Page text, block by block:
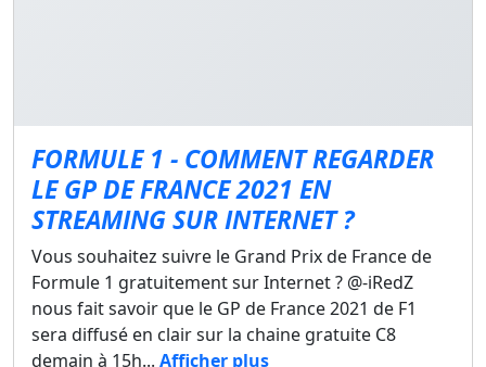
FORMULE 1 - COMMENT REGARDER
LE GP DE FRANCE 2021 EN
STREAMING SUR INTERNET ?
Vous souhaitez suivre le Grand Prix de France de
Formule 1 gratuitement sur Internet ? @-iRedZ
nous fait savoir que le GP de France 2021 de F1
sera diffusé en clair sur la chaine gratuite C8
demain à 15h... Afficher plus